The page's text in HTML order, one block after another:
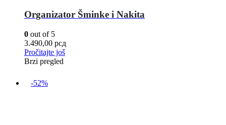
Organizator Šminke i Nakita
0 out of 5
3.490,00 рсд
Pročitajte još
Brzi pregled
-52%